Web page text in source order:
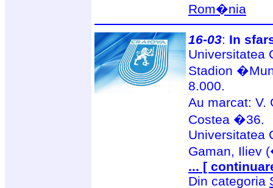
Rom�nia
16-03: In
Universitatea
Stadion
8.000.
Au marcat:
Costea �36.
Universitatea
Gaman, Iliev
... [
Din categoria